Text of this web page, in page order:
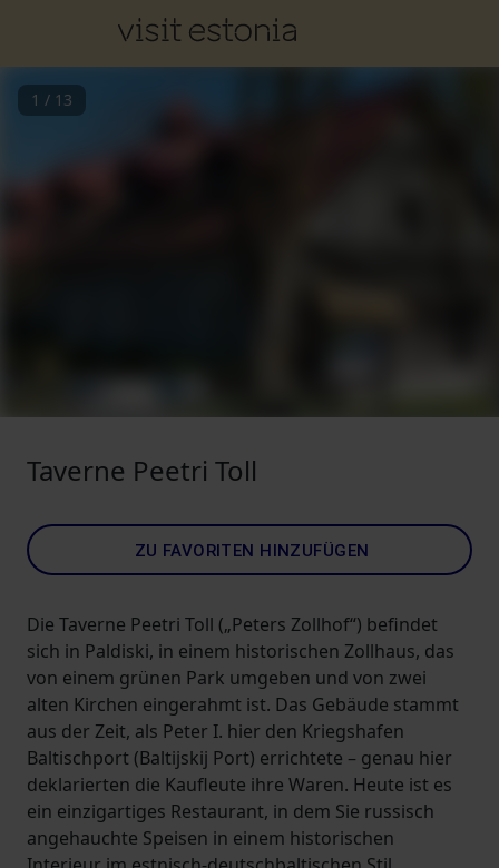
1 / 13
Taverne Peetri Toll
ZU FAVORITEN HINZUFÜGEN
Die Taverne Peetri Toll („Peters Zollhof“) befindet
sich in Paldiski, in einem historischen Zollhaus, das
von einem grünen Park umgeben und von zwei
alten Kirchen eingerahmt ist. Das Gebäude stammt
aus der Zeit, als Peter I. hier den Kriegshafen
Baltischport (Baltijskij Port) errichtete – genau hier
deklarierten die Kaufleute ihre Waren. Heute ist es
ein einzigartiges Restaurant, in dem Sie russisch
angehauchte Speisen in einem historischen